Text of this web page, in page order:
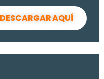
DESCARGAR AQUÍ